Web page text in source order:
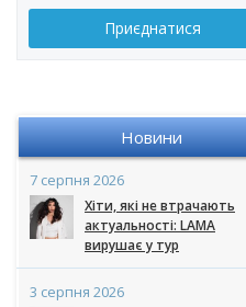
Приєднатися
Новини
7 серпня 2026
Хіти, які не втрачають
актуальності: LAMA
вирушає у тур
3 серпня 2026